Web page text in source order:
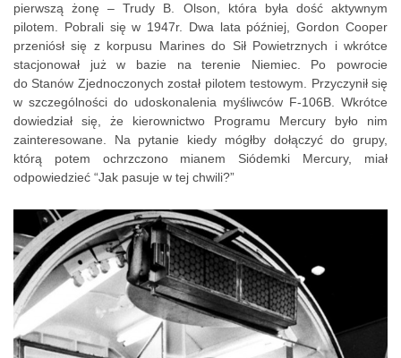
pierwszą żonę – Trudy B. Olson, która była dość aktywnym
pilotem. Pobrali się w 1947r. Dwa lata później, Gordon Cooper
przeniósł się z korpusu Marines do Sił Powietrznych i wkrótce
stacjonował już w bazie na terenie Niemiec. Po powrocie
do Stanów Zjednoczonych został pilotem testowym. Przyczynił się
w szczególności do udoskonalenia myśliwców F-106B. Wkrótce
dowiedział się, że kierownictwo Programu Mercury było nim
zainteresowane. Na pytanie kiedy mógłby dołączyć do grupy,
którą potem ochrzczono mianem Siódemki Mercury, miał
odpowiedzieć “Jak pasuje w tej chwili?”